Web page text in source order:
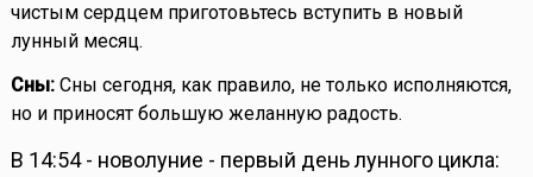
чистым сердцем приготовьтесь вступить в новый
лунный месяц.
Сны:Сны сегодня, как правило, не только исполняются,
но и приносят большую желанную радость.
В 14:54 - новолуние - первый день лунного цикла: